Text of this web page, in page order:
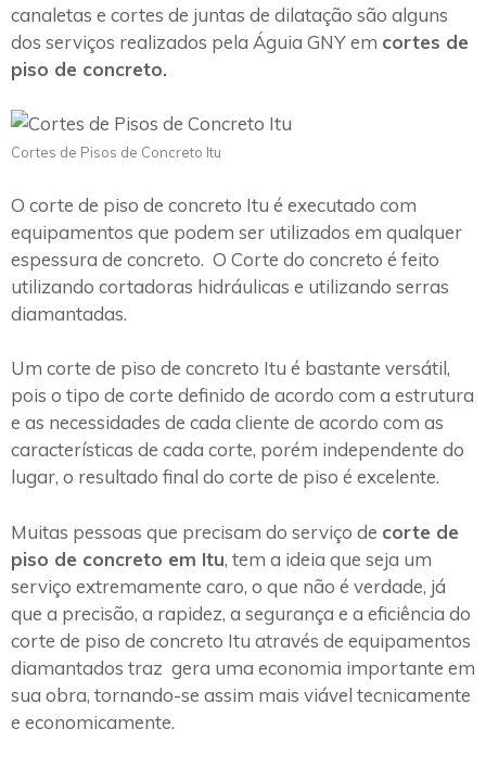
canaletas e cortes de juntas de dilatação são alguns
dos serviços realizados pela Águia GNY em cortes de
piso de concreto.
Cortes de Pisos de Concreto Itu
O corte de piso de concreto Itu é executado com
equipamentos que podem ser utilizados em qualquer
espessura de concreto. O Corte do concreto é feito
utilizando cortadoras hidráulicas e utilizando serras
diamantadas.
Um corte de piso de concreto Itu é bastante versátil,
pois o tipo de corte definido de acordo com a estrutura
e as necessidades de cada cliente de acordo com as
características de cada corte, porém independente do
lugar, o resultado final do corte de piso é excelente.
Muitas pessoas que precisam do serviço de corte de
piso de concreto em Itu, tem a ideia que seja um
serviço extremamente caro, o que não é verdade, já
que a precisão, a rapidez, a segurança e a eficiência do
corte de piso de concreto Itu através de equipamentos
diamantados traz gera uma economia importante em
sua obra, tornando-se assim mais viável tecnicamente
e economicamente.